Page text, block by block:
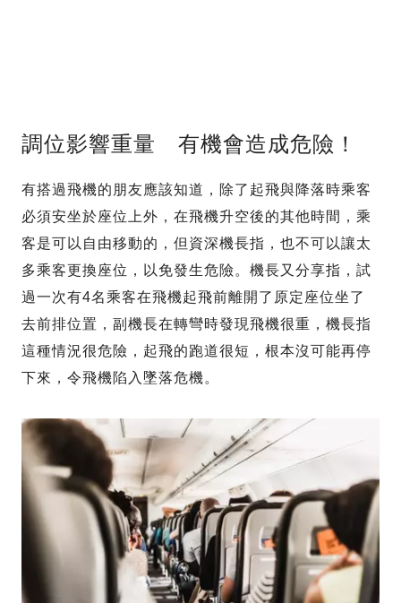
調位影響重量 有機會造成危險！
有搭過飛機的朋友應該知道，除了起飛與降落時乘客
必須安坐於座位上外，在飛機升空後的其他時間，乘
客是可以自由移動的，但資深機長指，也不可以讓太
多乘客更換座位，以免發生危險。機長又分享指，試
過一次有4名乘客在飛機起飛前離開了原定座位坐了
去前排位置，副機長在轉彎時發現飛機很重，機長指
這種情況很危險，起飛的跑道很短，根本沒可能再停
下來，令飛機陷入墜落危機。